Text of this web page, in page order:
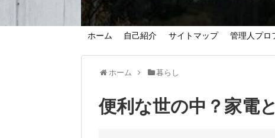
ホーム 自己紹介 サイトマップ 管理人プロ
ホーム 暮らし
便利な世の中？家電